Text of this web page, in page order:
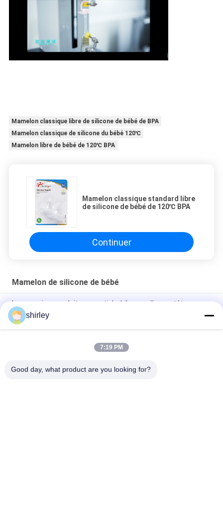
Mamelon classique libre de silicone de bébé de BPA
Mamelon classique de silicone du bébé 120℃
Mamelon libre de bébé de 120℃ BPA
Mamelon classique standard libre
de silicone de bébé de 120℃ BPA
Continuer
Mamelon de silicone de bébé
Les premiers produits essentiels, biberon silicone, tétons,
débit lent.
Col standard de l'usine, tétons de bébé, tétons de silicone
shirley
7:19 PM
Good day, what product are you looking for?